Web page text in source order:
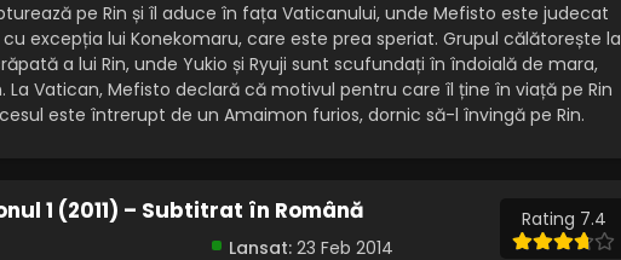
pe Rin și îl aduce în fața Vaticanului, unde Mefisto este judecat
excepția lui Konekomaru, care este prea speriat. Grupul călătorește la
a lui Rin, unde Yukio și Ryuji sunt scufundați în îndoială de mara,
Vatican, Mefisto declară că motivul pentru care îl ține în viață pe Rin
este întrerupt de un Amaimon furios, dornic să-l învingă pe Rin.
1 (2011) – Subtitrat în Română
Rating 7.4
Lansat:23 Feb 2014